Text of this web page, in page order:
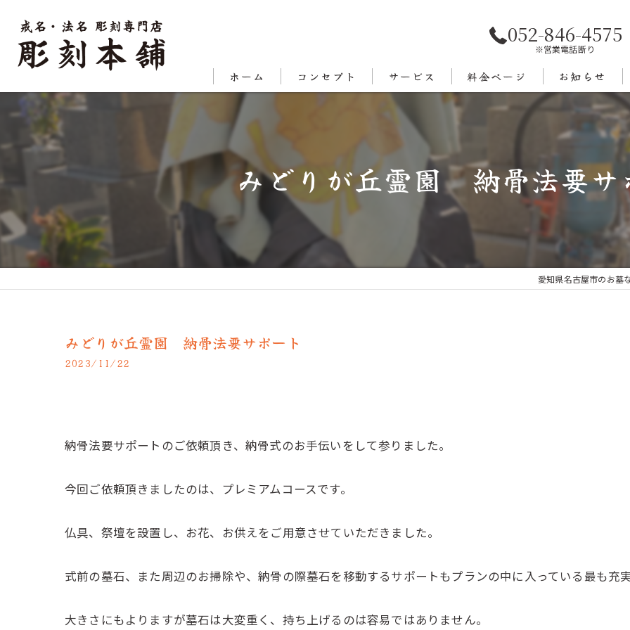
052-846-4575
※営業電話断り
ホーム コンセプト
対応エリア
サービス 料金ページ お知らせ
みどりが丘霊園 納骨法要サ
愛知県名古屋市のお墓
みどりが丘霊園 納骨法要サポート
2023/11/22
納骨法要サポートのご依頼頂き、納骨式のお手伝いをして参りました。
今回ご依頼頂きましたのは、プレミアムコースです。
仏具、祭壇を設置し、お花、お供えをご用意させていただきました。
式前の墓石、また周辺のお掃除や、納骨の際墓石を移動するサポートもプランの中に入っている最も充
大きさにもよりますが墓石は大変重く、持ち上げるのは容易ではありません。